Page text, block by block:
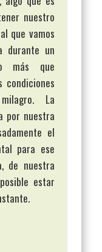
nuestro
que vamos
durante un
más que
condiciones
La
por nuestra
el
para ese
de nuestra
estar